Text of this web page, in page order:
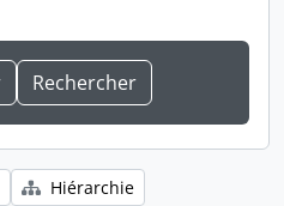
Hiérarchie